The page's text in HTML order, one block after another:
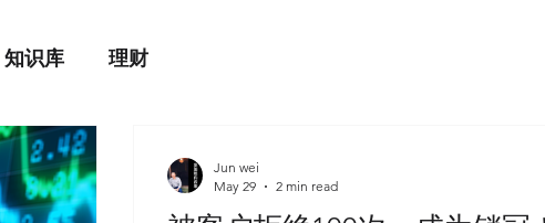
知识库 理财
Jun wei
May 29
2 min read